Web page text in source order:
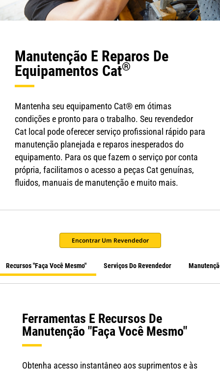
Manutenção E Reparos De
Equipamentos Cat®
Mantenha seu equipamento Cat® em ótimas
condições e pronto para o trabalho. Seu revendedor
Cat local pode oferecer serviço profissional rápido para
manutenção planejada e reparos inesperados do
equipamento. Para os que fazem o serviço por conta
própria, facilitamos o acesso a peças Cat genuínas,
fluidos, manuais de manutenção e muito mais.
Encontrar Um Revendedor
Recursos "Faça Você Mesmo" Serviços Do Revendedor
Ferramentas E Recursos De
Manutenção "Faça Você Mesmo"
Obtenha acesso instantâneo aos suprimentos e às